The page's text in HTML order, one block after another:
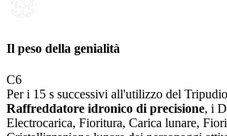
Il peso della genialità
C6
Per i 15 s successivi all'utilizzo del
Raffreddatore idronico di precisione, i
Electrocarica, Fioritura, Carica lunare,